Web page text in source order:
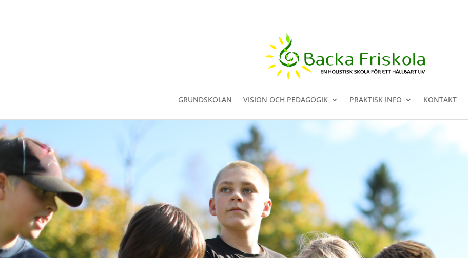
GRUNDSKOLAN VISION OCH PEDAGOGIK PRAKTISK INFO KONTAKT